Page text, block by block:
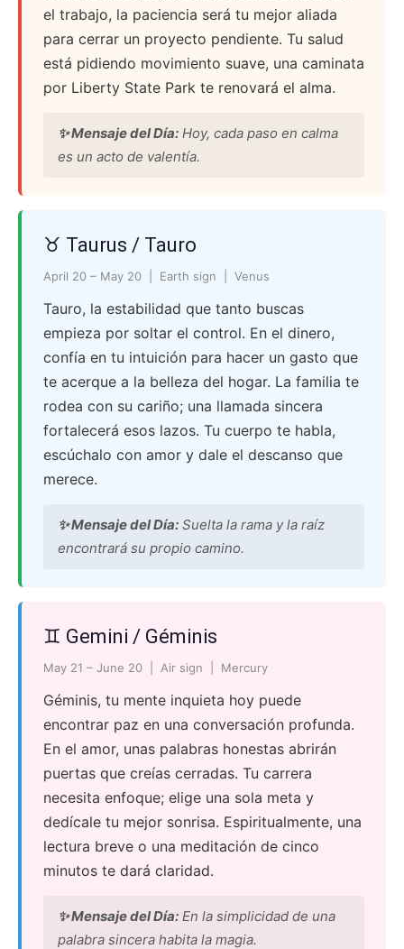
el trabajo, la paciencia será tu mejor aliada
para cerrar un proyecto pendiente. Tu salud
está pidiendo movimiento suave, una caminata
por Liberty State Park te renovará el alma.
✨ Mensaje del Día: Hoy, cada paso en calma
es un acto de valentía.
♉ Taurus / Tauro
April 20 – May 20 | Earth sign | Venus
Tauro, la estabilidad que tanto buscas
empieza por soltar el control. En el dinero,
confía en tu intuición para hacer un gasto que
te acerque a la belleza del hogar. La familia te
rodea con su cariño; una llamada sincera
fortalecerá esos lazos. Tu cuerpo te habla,
escúchalo con amor y dale el descanso que
merece.
✨ Mensaje del Día: Suelta la rama y la raíz
encontrará su propio camino.
♊ Gemini / Géminis
May 21 – June 20 | Air sign | Mercury
Géminis, tu mente inquieta hoy puede
encontrar paz en una conversación profunda.
En el amor, unas palabras honestas abrirán
puertas que creías cerradas. Tu carrera
necesita enfoque; elige una sola meta y
dedícale tu mejor sonrisa. Espiritualmente, una
lectura breve o una meditación de cinco
minutos te dará claridad.
✨ Mensaje del Día: En la simplicidad de una
palabra sincera habita la magia.